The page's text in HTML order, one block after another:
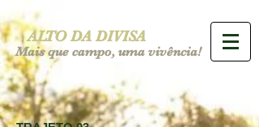
ALTO DA DIVISA
Mais que campo, uma vivência!